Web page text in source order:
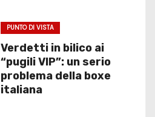
PUNTO DI VISTA
Verdetti in bilico ai
“pugili VIP”: un serio
problema della boxe
italiana